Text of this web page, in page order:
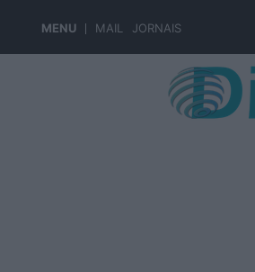
MENU MAIL JORNAIS